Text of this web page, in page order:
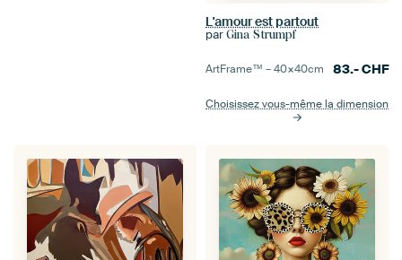
L'amour est partout
par Gina Strumpf
ArtFrame™ –40×40cm 83.-CHF
Choisissez vous-même la dimension